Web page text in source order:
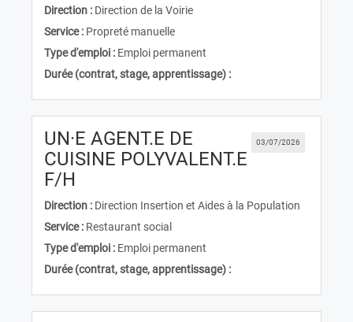
Direction : Direction de la Voirie
Service : Propreté manuelle
Type d'emploi : Emploi permanent
Durée (contrat, stage, apprentissage) :
03/07/2026
UN·E AGENT.E DE
CUISINE POLYVALENT.E
F/H
Direction : Direction Insertion et Aides à la Population
Service : Restaurant social
Type d'emploi : Emploi permanent
Durée (contrat, stage, apprentissage) :